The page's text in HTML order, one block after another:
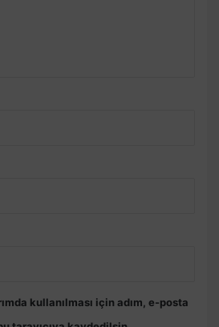
kullanılması için adım, e-posta